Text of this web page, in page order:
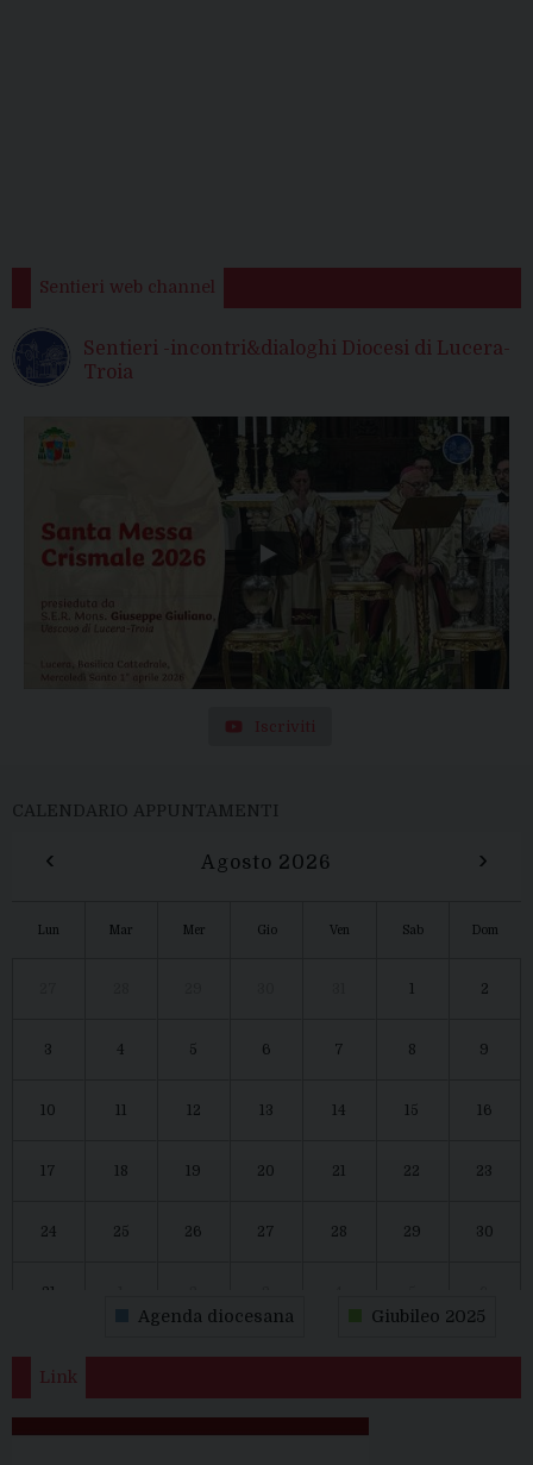
Sentieri web channel
Sentieri -incontri&dialoghi Diocesi di Lucera-
Troia
Iscriviti
CALENDARIO APPUNTAMENTI
‹ Agosto 2026 ›
Lun Mar Mer Gio Ven Sab Dom
2
3 4 5 6 7 8 9
10 12 13 14 15 16
17 18 19 20 21 22 23
24 25 26 27 28 29 30
31
Agenda diocesana Giubileo 2025
Link